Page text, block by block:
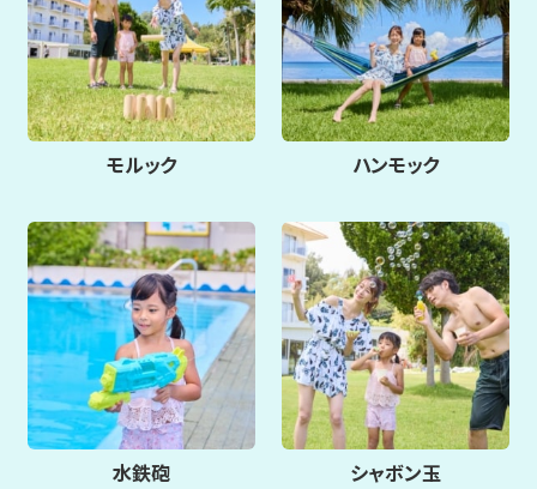
モルック ハンモック
水鉄砲 シャボン玉